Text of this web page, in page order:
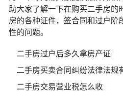
助大家了解一下在购买二手房的
房的各种证件，签合同和过户阶
性的问题。
二手房过户后多久拿房产证
二手房买卖合同纠纷法律法规
二手房交易营业税怎么收